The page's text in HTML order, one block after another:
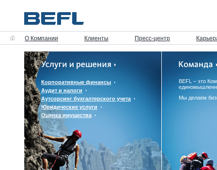
О Компании Клиенты Пресс-центр
Корпоративные финансы
Аудит и налоги
Аутсорсинг бухгалтерского учета
Юридические услуги
Оценка имущества
BEFL – это
Мы делаем